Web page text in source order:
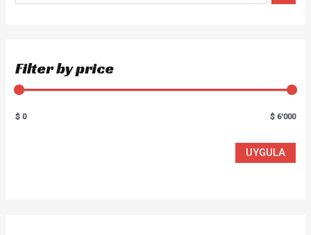
Filter by price
$ 0 $ 6'000
UYGULA